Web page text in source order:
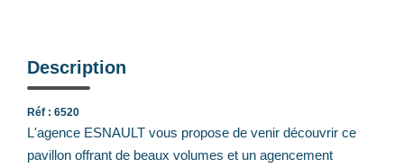
Description
Réf : 6520
L'agence ESNAULT vous propose de venir découvrir ce
pavillon offrant de beaux volumes et un agencement